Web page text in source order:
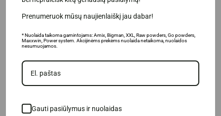
Guarana and Taurine 90 kaps
(2)
Prenumeruok mūsų naujienlaiškį jau dabar!
* Nuolaida taikoma gamintojams: Amix, Bigman, XXL, Raw powders, Go powders,
Maxxwin, Power system. Akcijinėms prekėms nuolaida netaikoma, nuolaidos
nesumuojamos.
Gauti pasiūlymus ir nuolaidas